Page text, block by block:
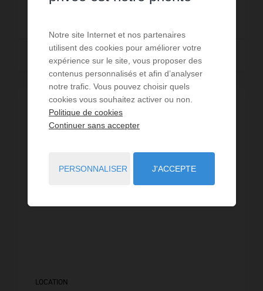
Lire la suite
LOCATION
Notre site Internet et nos partenaires
utilisent des cookies pour améliorer votre
expérience sur le site, vous proposer des
contenus personnalisés et afin d’analyser
notre trafic. Vous pouvez choisir quels
cookies vous souhaitez activer ou non.
Politique de cookies
Continuer sans accepter
PERSONNALISER J'ACCEPTE